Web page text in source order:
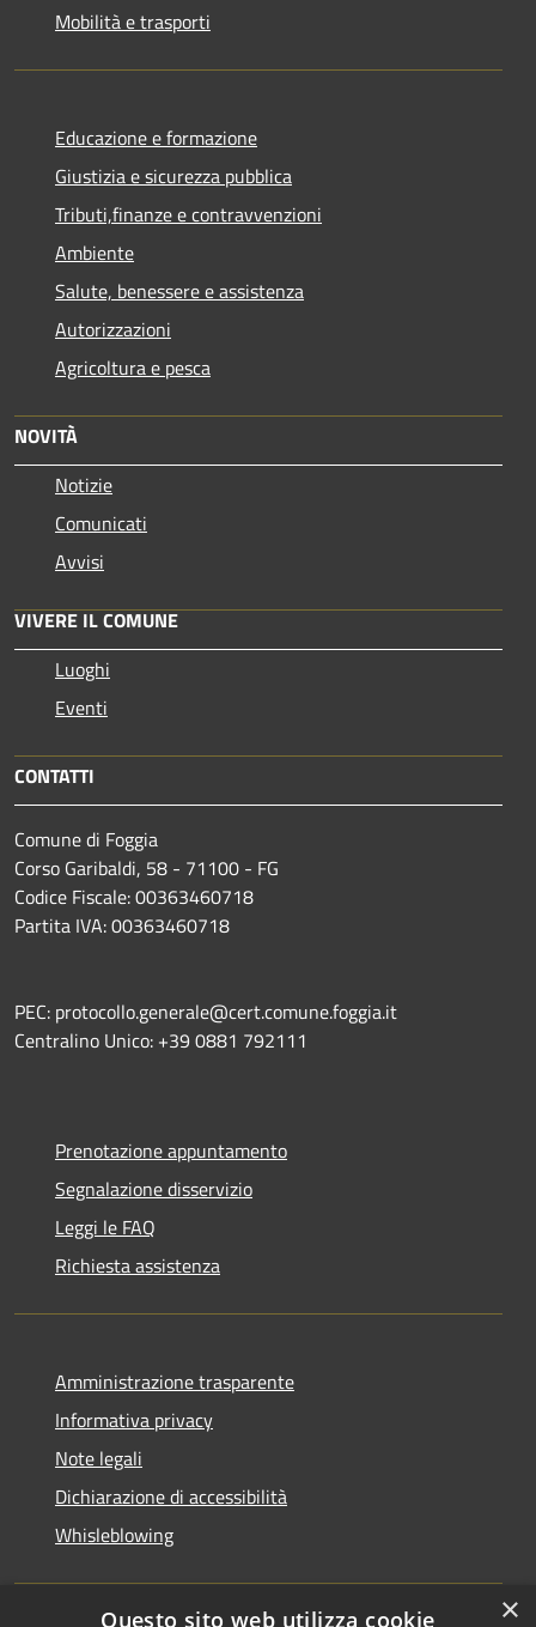
Mobilità e trasporti
Educazione e formazione
Giustizia e sicurezza pubblica
Tributi,finanze e contravvenzioni
Ambiente
Salute, benessere e assistenza
Autorizzazioni
Agricoltura e pesca
NOVITÀ
Notizie
Comunicati
Avvisi
VIVERE IL COMUNE
Luoghi
Eventi
CONTATTI
Comune di Foggia
Corso Garibaldi, 58 - 71100 - FG
Codice Fiscale: 00363460718
Partita IVA: 00363460718
PEC: protocollo.generale@cert.comune.foggia.it
Centralino Unico: +39 0881 792111
Prenotazione appuntamento
Segnalazione disservizio
Leggi le FAQ
Richiesta assistenza
Amministrazione trasparente
Informativa privacy
Note legali
Dichiarazione di accessibilità
Whisleblowing
×
Questo sito web utilizza cookie